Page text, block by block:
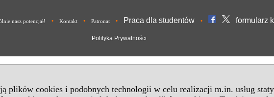
plików cookies i podobnych technologii w celu realizacji m.in. usług
nasz potencjał! • Kontakt • Patronat • Praca dla studentów • formularz
Polityka Prywatności